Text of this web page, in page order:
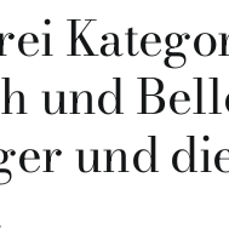
und
und